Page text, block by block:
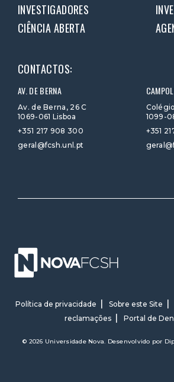
INVESTIGADORES
CIÊNCIA ABERTA
CONTACTOS:
AV. DE BERNA
Av. de Berna, 26 C
1069-061 Lisboa
+351 217 908 300
geral@fcsh.unl.pt
1099-
+351
Política de privacidade Sobre este Site
reclamações
Portal de
© 2026 Universidade Nova. Desenvolvido por